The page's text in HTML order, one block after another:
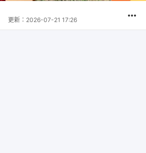
更新： 2026-07-21 17:26